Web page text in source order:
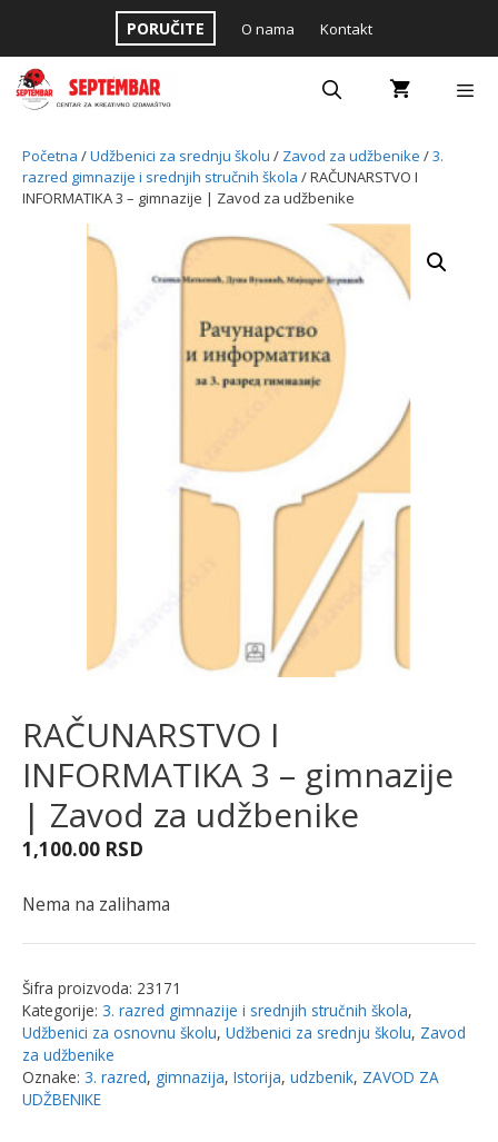
content
PORUČITE O nama Kontakt
Početna /Udžbenici za srednju školu / Zavod za udžbenike /3.
razred gimnazije i srednjih stručnih škola / RAČUNARSTVO I
INFORMATIKA 3 – gimnazije | Zavod za udžbenike
RAČUNARSTVO I
INFORMATIKA 3 – gimnazije
| Zavod za udžbenike
1,100.00 RSD
Nema na zalihama
Šifra proizvoda: 23171
Kategorije: 3. razred gimnazije i srednjih stručnih škola,
Udžbenici za osnovnu školu, Udžbenici za srednju školu, Zavod
za udžbenike
Oznake: 3. razred, gimnazija, Istorija, udzbenik, ZAVOD ZA
UDŽBENIKE